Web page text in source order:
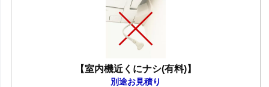
【室内機近くにナシ(有料)】
別途お見積り